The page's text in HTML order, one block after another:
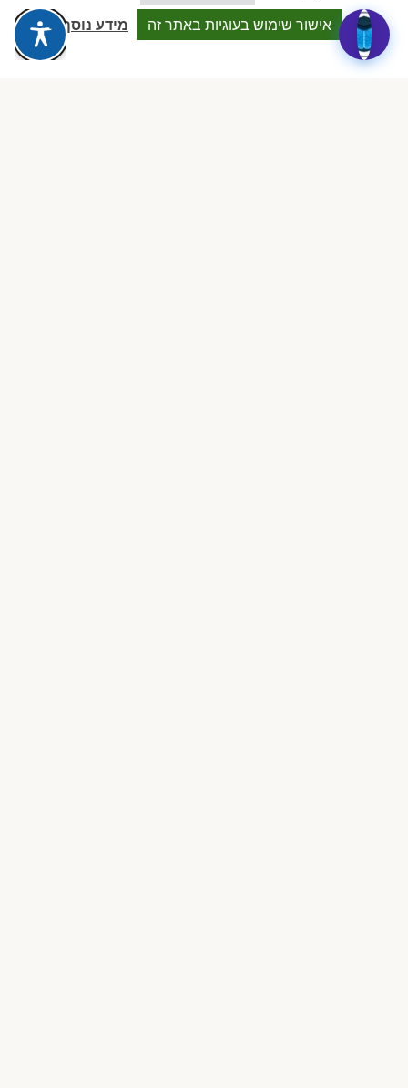
תרומה חד-פעמית תרומה חודשית
אישור שימוש בעוגיות באתר זה
מידע נוסף